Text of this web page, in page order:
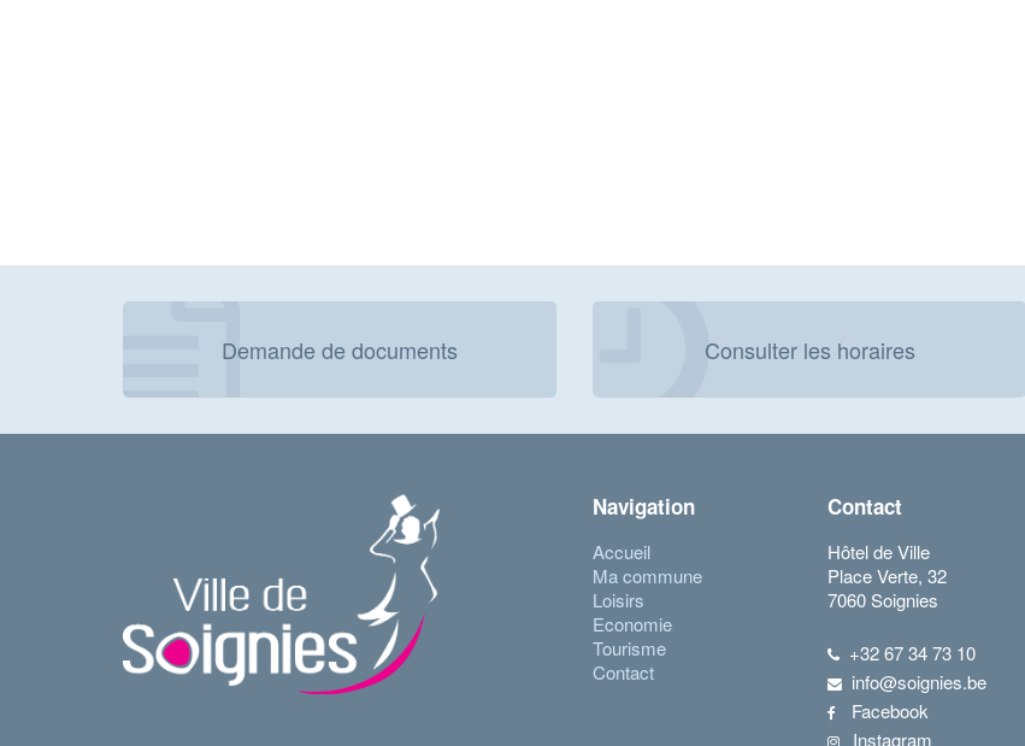
Demande de documents Consulter les horaires
Navigation
Accueil
Ma commune
Loisirs
Economie
Tourisme
Contact
Contact
Hôtel de Ville
Place Verte, 32
7060 Soignies
+32 67 34 73 10
info@soignies.be
Facebook
Instagram